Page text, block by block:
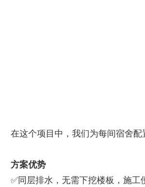
在这个项目中，我们为每间宿舍
方案优势
✅同层排水，无需下挖楼板，施工